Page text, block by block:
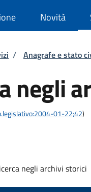
Novità
di pane
/ Anagrafe e stato
negli
01-22;42)
negli archivi storici